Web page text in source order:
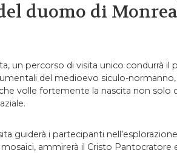
duomo di
un percorso di visita unico condurrà
del medioevo siculo-
volle fortemente la nascita non solo
guiderà i partecipanti
ammirerà il Cristo Pantocratore